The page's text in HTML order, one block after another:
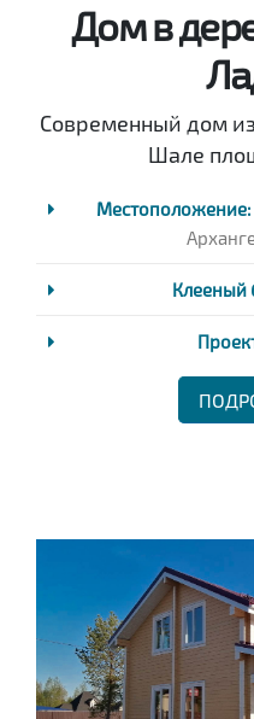
Дом в
Современный дом
Шале
Местоположение:
Клееный